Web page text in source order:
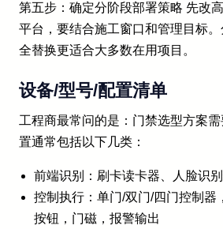
第五步：确定分阶段部署策略 先改
平台，要结合施工窗口和管理目标
全替换更适合大多数在用项目。
设备/型号/配置清单
工程商最常问的是：门禁选型方案
置通常包括以下几类：
前端识别：刷卡读卡器、人脸识
控制执行：单门/双门/四门控制器
按钮，门磁，报警输出